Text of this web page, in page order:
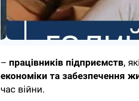
– працівників підприємств,
економіки та забезпечення
час війни.